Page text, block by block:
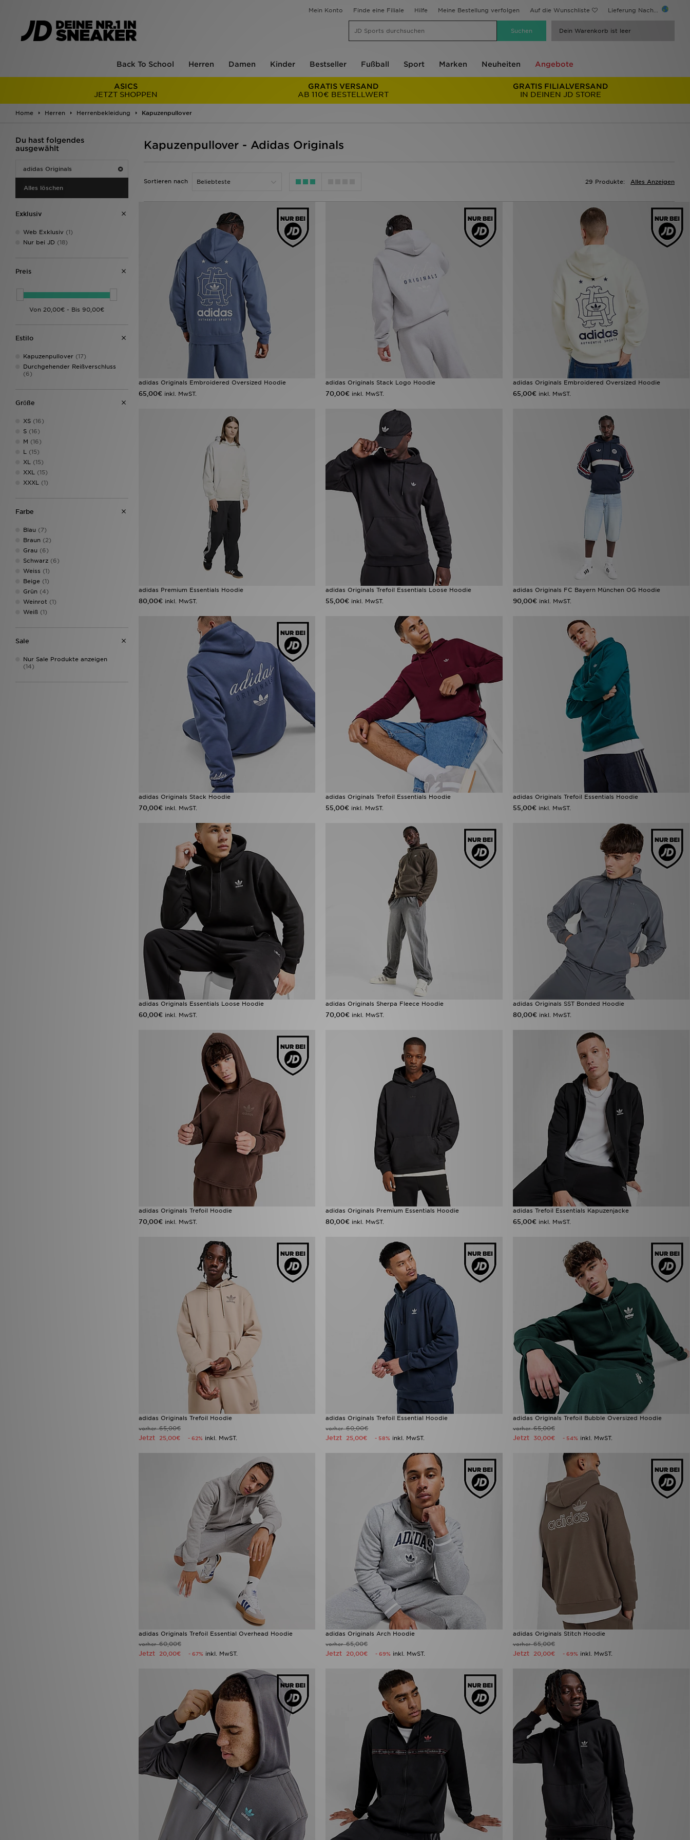
Mein Konto Finde eine Filiale Hilfe Meine Bestellung verfolgen Auf die Wunschliste Lieferung Nach...
Dein Warenkorb ist leer
Back To School Herren Damen Kinder Bestseller Fußball Sport Marken Neuheiten Angebote
ASICS
JETZT SHOPPEN
GRATIS VERSAND
AB 110€ BESTELLWERT
GRATIS FILIALVERSAND
IN DEINEN JD STORE
Home Herren Herrenbekleidung Kapuzenpullover
Du hast folgendes
ausgewählt
adidas Originals
Alles löschen
Exklusiv
Web Exklusiv (1)
Nur bei JD (18)
Preis
Estilo
Kapuzenpullover (17)
Durchgehender Reißverschluss
(6)
Grӧße
XS (16)
S (16)
M (16)
L
(15)
XL
(15)
XXL
(15)
XXXL
(1)
Farbe
Blau (7)
Braun (2)
Grau (6)
Schwarz (6)
Weiss (1)
Beige (1)
Grün (4)
Weinrot (1)
Weiß (1)
Sale
Nur Sale Produkte anzeigen
(14)
Kapuzenpullover - Adidas Originals
Sortieren nach Alles Anzeigen
29 Produkte:
adidas Originals Embroidered Oversized Hoodie
65,00€ inkl. MwST.
adidas Originals Stack Logo Hoodie
70,00€ inkl. MwST.
adidas Originals Embroidered Oversized Hoodie
65,00€ inkl. MwST.
adidas Premium Essentials Hoodie
80,00€ inkl. MwST.
adidas Originals Trefoil Essentials Loose Hoodie
55,00€ inkl. MwST.
adidas Originals FC Bayern München OG Hoodie
90,00€ inkl. MwST.
adidas Originals Stack Hoodie
70,00€ inkl. MwST.
adidas Originals Trefoil Essentials Hoodie
55,00€ inkl. MwST.
adidas Originals Trefoil Essentials Hoodie
55,00€ inkl. MwST.
adidas Originals Essentials Loose Hoodie
60,00€ inkl. MwST.
adidas Originals Sherpa Fleece Hoodie
70,00€ inkl. MwST.
adidas Originals SST Bonded Hoodie
80,00€ inkl. MwST.
adidas Originals Trefoil Hoodie
70,00€ inkl. MwST.
adidas Originals Premium Essentials Hoodie
80,00€ inkl. MwST.
adidas Trefoil Essentials Kapuzenjacke
65,00€ inkl. MwST.
adidas Originals Trefoil Hoodie
vorher65,00€
Jetzt 25,00€ - 62% inkl. MwST.
adidas Originals Trefoil Essential Hoodie
vorher60,00€
Jetzt 25,00€ - 58% inkl. MwST.
adidas Originals Trefoil Bubble Oversized Hoodie
vorher65,00€
Jetzt 30,00€ - 54% inkl. MwST.
adidas Originals Trefoil Essential Overhead Hoodie
vorher60,00€
Jetzt 20,00€ - 67% inkl. MwST.
adidas Originals Arch Hoodie
vorher65,00€
Jetzt20,00€ - 69% inkl. MwST.
adidas Originals Stitch Hoodie
vorher65,00€
Jetzt 20,00€ - 69% inkl. MwST.